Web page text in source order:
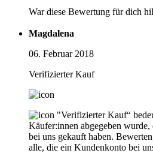
War diese Bewertung für dich
Magdalena
06. Februar 2018
Verifizierter Kauf
"Verifizierter Kauf“
Käufer:innen abgegeben wurde,
bei uns gekauft haben.
alle, die ein Kundenkonto bei